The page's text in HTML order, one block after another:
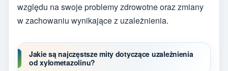
względu na swoje problemy zdrowotne oraz zmiany
w zachowaniu wynikające z uzależnienia.
Jakie są najczęstsze mity dotyczące uzależnienia
od xylometazolinu?